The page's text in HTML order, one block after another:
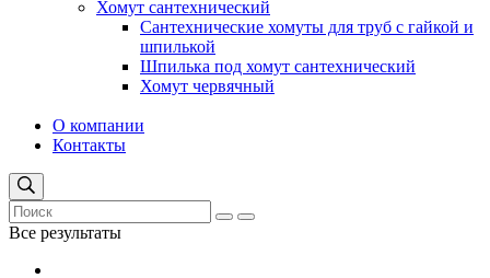
Хомут сантехнический
Сантехнические хомуты для труб с гайкой и
шпилькой
Шпилька под хомут сантехнический
Хомут червячный
О компании
Контакты
Все результаты